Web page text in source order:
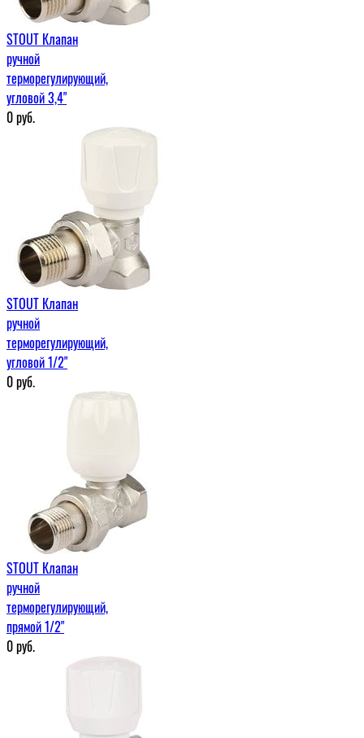
STOUT Клапан
ручной
терморегулирующий,
угловой 3,4"
0руб.
STOUT Клапан
ручной
терморегулирующий,
угловой 1/2"
0руб.
STOUT Клапан
ручной
терморегулирующий,
прямой 1/2"
0руб.